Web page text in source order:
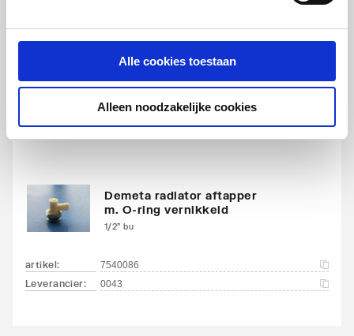
Alle cookies toestaan
Alleen noodzakelijke cookies
Demeta radiator aftapper
m. O-ring vernikkeld
1/2" bu
artikel: 7540086
Leverancier: 0043